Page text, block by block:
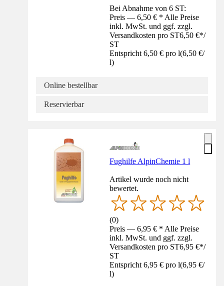
Bei Abnahme von 6 ST:
Preis — 6,50 € * Alle Preise
inkl. MwSt. und ggf. zzgl.
Versandkosten pro ST6,50 €*/
ST
Entspricht 6,50 € pro l(6,50 €/
l)
Online bestellbar
Reservierbar
Fughilfe AlpinChemie 1 l
Artikel wurde noch nicht
bewertet.
(0)
Preis — 6,95 € * Alle Preise
inkl. MwSt. und ggf. zzgl.
Versandkosten pro ST6,95 €*/
ST
Entspricht 6,95 € pro l(6,95 €/
l)